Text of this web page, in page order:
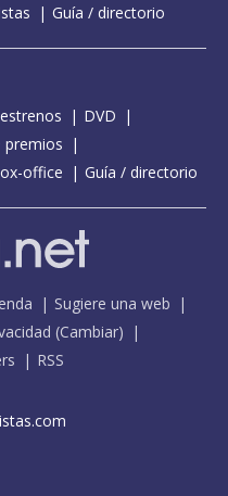
Guía / directorio
DVD
premios
office Guía / directorio
Sugiere una web
(Cambiar)
RSS